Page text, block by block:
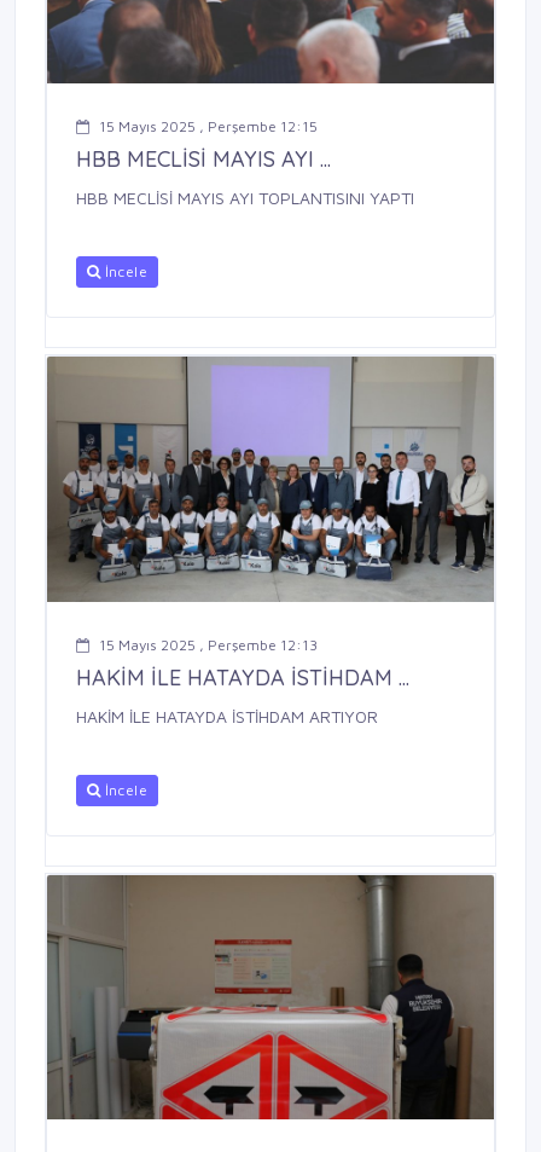
15 Mayıs 2025 , Perşembe 12:15
HBB MECLİSİ MAYIS AYI ...
HBB MECLİSİ MAYIS AYI TOPLANTISINI YAPTI
İncele
15 Mayıs 2025 , Perşembe 12:13
HAKİM İLE HATAYDA İSTİHDAM ...
HAKİM İLE HATAYDA İSTİHDAM ARTIYOR
İncele